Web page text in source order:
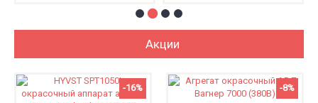
Акции
-16% -8%